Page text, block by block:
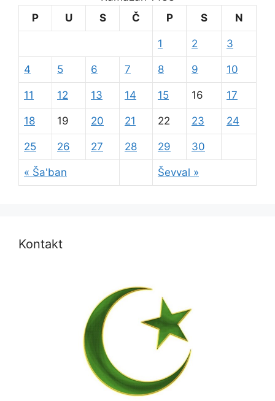
P
U S Č P S N
« Ša'ban Ševval »
1 2 3
4 5 6 7 8 9 10
11 12 13 14 15 16 17
18 19 20 21 22 23 24
25 26 27 28 29 30
Kontakt